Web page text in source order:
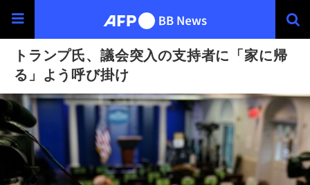
トランプ氏、議会突入の支持者に「家に帰
る」よう呼び掛け